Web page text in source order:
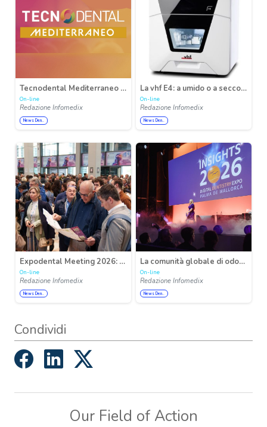
Tecnodental Mediterraneo 2026: è a Napoli dal 6 al 7 novembre, a Città della Scienza, l’appuntamento dedicato all’innovazione odontotecnica
On-line
Redazione Infomedix
News Den..
La vhf E4: a umido o a secco – lavorazione dei blocchi per tutti
On-line
Redazione Infomedix
News Den..
Expodental Meeting 2026: crescita costante, innovazione e internazionalità al centro del futuro del dentale
On-line
Redazione Infomedix
News Den..
La comunità globale di odontoiatria digitale si riunisce in occasione di Insights 2026
On-line
Redazione Infomedix
News Den..
Condividi
Our Field of Action